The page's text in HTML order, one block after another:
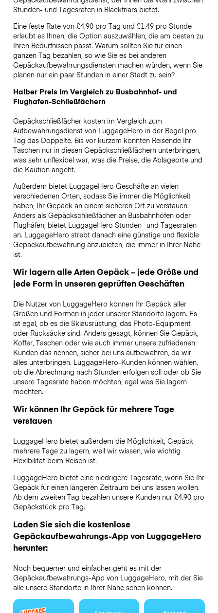
Stunden- und Tagesraten in Blackfriars bietet.
Eine feste Rate von £4.90 pro Tag und £1.49 pro Stunde
erlaubt es Ihnen, die Option auszuwählen, die am besten zu
Ihren Bedürfnissen passt. Warum sollten Sie für einen
ganzen Tag bezahlen, so wie Sie es bei anderen
Gepäckaufbewahrungsdiensten machen würden, wenn Sie
planen nur ein paar Stunden in einer Stadt zu sein?
Halber Preis im Vergleich zu Busbahnhof- und
Flughafen-Schließfächern
Gepäckschließfächer kosten im Vergleich zum
Aufbewahrungsdienst von LuggageHero in der Regel pro
Tag das Doppelte. Bis vor kurzem konnten Reisende Ihr
Taschen nur in diesen Gepäckschließfächern unterbringen,
was sehr unflexibel war, was die Preise, die Ablageorte und
die Kaution angeht.
Außerdem bietet LuggageHero Geschäfte an vielen
verschiedenen Orten, sodass Sie immer die Möglichkeit
haben, Ihr Gepäck an einem sicheren Ort zu verstauen.
Anders als Gepäckschließfächer an Busbahnhöfen oder
Flughäfen, bietet LuggageHero Stunden- und Tagesraten
an. LuggageHero strebt danach eine günstige und flexible
Gepäckaufbewahrung anzubieten, die immer in Ihrer Nähe
ist.
Wir lagern alle Arten Gepäck – jede Größe und
jede Form in unseren geprüften Geschäften
Die Nutzer von LuggageHero können Ihr Gepäck aller
Größen und Formen in jeder unserer Standorte lagern. Es
ist egal, ob es die Skiausrüstung, das Photo-Equipment
oder Rucksäcke sind. Anders gesagt, können Sie Gepäck,
Koffer, Taschen oder wie auch immer unsere zufriedenen
Kunden das nennen, sicher bei uns aufbewahren, da wir
alles unterbringen. LuggageHero-Kunden können wählen,
ob die Abrechnung nach Stunden erfolgen soll oder ob Sie
unsere Tagesrate haben möchten, egal was Sie lagern
möchten.
Wir können Ihr Gepäck für mehrere Tage
verstauen
LuggageHero bietet außerdem die Möglichkeit, Gepäck
mehrere Tage zu lagern, weil wir wissen, wie wichtig
Flexibilität beim Reisen ist.
LuggageHero bietet eine niedrigere Tagesrate, wenn Sie Ihr
Gepäck für einen längeren Zeitraum bei uns lassen wollen.
Ab dem zweiten Tag bezahlen unsere Kunden nur £4.90 pro
Gepäckstück pro Tag.
Laden Sie sich die kostenlose
Gepäckaufbewahrungs-App von LuggageHero
herunter:
Noch bequemer und einfacher geht es mit der
Gepäckaufbewahrungs-App von LuggageHero, mit der Sie
alle unsere Standorte in Ihrer Nähe sehen können.